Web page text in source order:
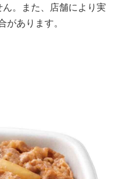
。また、店舗により実
があります。